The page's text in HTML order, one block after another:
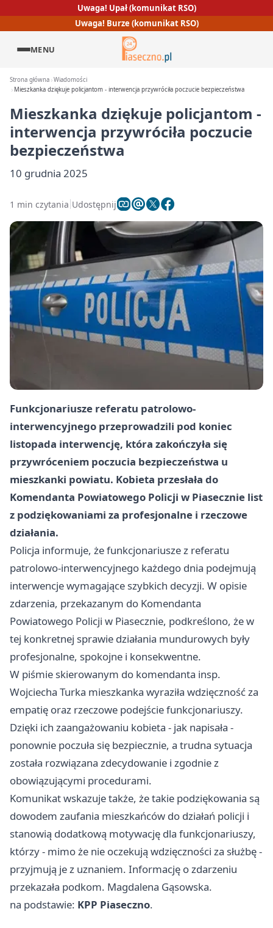
Uwaga! Upał (komunikat RSO)
Uwaga! Burze (komunikat RSO)
MENU
Strona główna Wiadomości
Mieszkanka dziękuje policjantom - interwencja przywróciła poczucie bezpieczeństwa
Mieszkanka dziękuje policjantom -
interwencja przywróciła poczucie
bezpieczeństwa
10 grudnia 2025
1 min czytania Udostępnij
Funkcjonariusze referatu patrolowo-
interwencyjnego przeprowadzili pod koniec
listopada interwencję, która zakończyła się
przywróceniem poczucia bezpieczeństwa u
mieszkanki powiatu. Kobieta przesłała do
Komendanta Powiatowego Policji w Piasecznie list
z podziękowaniami za profesjonalne i rzeczowe
działania.
Policja informuje, że funkcjonariusze z referatu
patrolowo-interwencyjnego każdego dnia podejmują
interwencje wymagające szybkich decyzji. W opisie
zdarzenia, przekazanym do Komendanta
Powiatowego Policji w Piasecznie, podkreślono, że w
tej konkretnej sprawie działania mundurowych były
profesjonalne, spokojne i konsekwentne.
W piśmie skierowanym do komendanta insp.
Wojciecha Turka mieszkanka wyraziła wdzięczność za
empatię oraz rzeczowe podejście funkcjonariuszy.
Dzięki ich zaangażowaniu kobieta - jak napisała -
ponownie poczuła się bezpiecznie, a trudna sytuacja
została rozwiązana zdecydowanie i zgodnie z
obowiązującymi procedurami.
Komunikat wskazuje także, że takie podziękowania są
dowodem zaufania mieszkańców do działań policji i
stanowią dodatkową motywację dla funkcjonariuszy,
którzy - mimo że nie oczekują wdzięczności za służbę -
przyjmują je z uznaniem. Informację o zdarzeniu
przekazała podkom. Magdalena Gąsowska.
na podstawie: KPP Piaseczno.